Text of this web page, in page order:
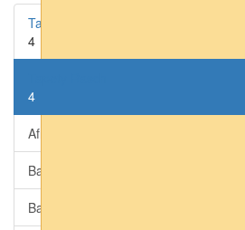
Tapety AS-Creation
4
4
African Queen III (přírodní)
Bambino XIX (dětské)
Barbara Home collection 3 (moderní)